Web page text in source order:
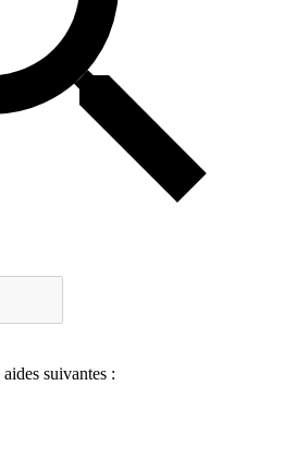
suivantes :